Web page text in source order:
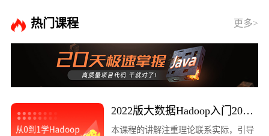
热门课程 更多>
2022版大数据Hadoop入门2022版大数
本课程的讲解注重理论联系实际，引导